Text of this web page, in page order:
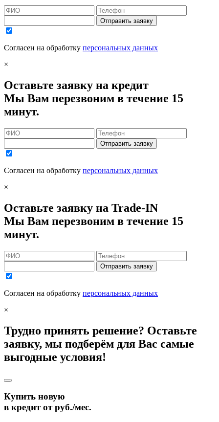
Отправить заявку
Согласен на обработку персональных данных
×
Оставьте заявку на кредит
Мы Вам перезвоним в течение 15
минут.
Отправить заявку
Согласен на обработку персональных данных
×
Оставьте заявку на Trade-IN
Мы Вам перезвоним в течение 15
минут.
Отправить заявку
Согласен на обработку персональных данных
×
Трудно принять решение? Оставьте
заявку, мы подберём для Вас самые
выгодные условия!
Купить новую
в кредит отруб./мес.